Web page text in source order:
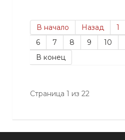
В начало Назад 1
6
7 8 9 10
В конец
Страница 1 из 22